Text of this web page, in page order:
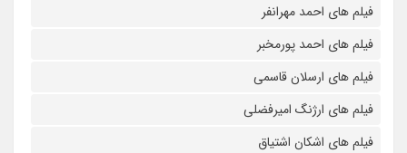
فیلم های احمد مهرانفر
فیلم های احمد پورمخبر
فیلم های ارسلان قاسمی
فیلم های ارژنگ امیرفضلی
فیلم های اشکان اشتیاق